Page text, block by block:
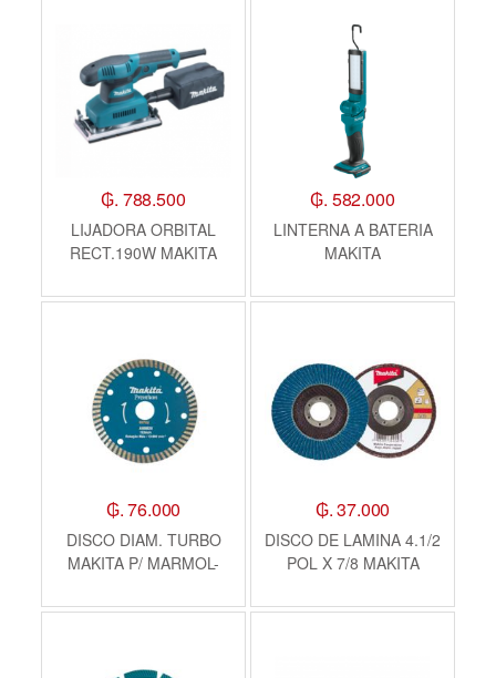
₲. 788.500
LIJADORA ORBITAL
RECT.190W MAKITA
₲. 582.000
LINTERNA A BATERIA
MAKITA
₲. 76.000
DISCO DIAM. TURBO
MAKITA P/ MARMOL-
HUM/SEC
₲. 37.000
DISCO DE LAMINA 4.1/2
POL X 7/8 MAKITA